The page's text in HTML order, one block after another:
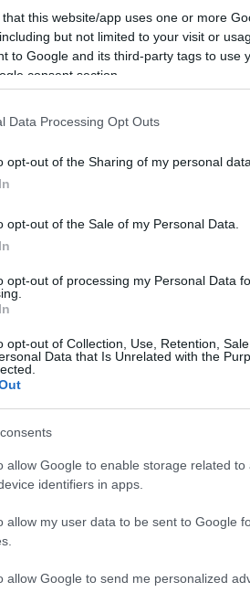
that this website/app uses one or more
but not limited to your visit or
to Google and its third-party tags to use
consent section.
Data Processing Opt Outs
opt-out of the Sharing of my personal data.
opt-out of the Sale of my Personal Data.
opt-out of processing my Personal Data
opt-out of Collection, Use, Retention,
Data that Is Unrelated with the
allow Google to enable storage related
identifiers in apps.
allow my user data to be sent to Google
allow Google to send me personalized
bejegyzések:
trackback címe:
Kommentek:
ellenőrzi. Kifogás esetén forduljon a blog
és azadatvédelmi tájékoztatóban.
‐Belépés Facebookkal